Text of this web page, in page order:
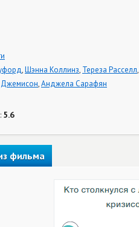
,Шэнна Коллинз, Тереза Расселл,
,Анджела Сарафян
5.6
фильма